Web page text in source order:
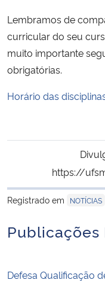
Controladoria-Geral da União
Ministério da Mulher, da
Advocacia-Geral da União
Lembramos de
curricular do seu
muito importante
obrigatórias.
Horário das
https://
Registrado em
NOTÍCIAS
Publicações
Defesa Qualificação